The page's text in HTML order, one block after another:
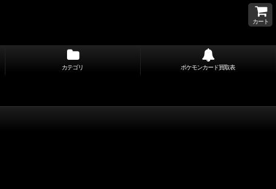
カート
カテゴリ ポケモンカード買取表